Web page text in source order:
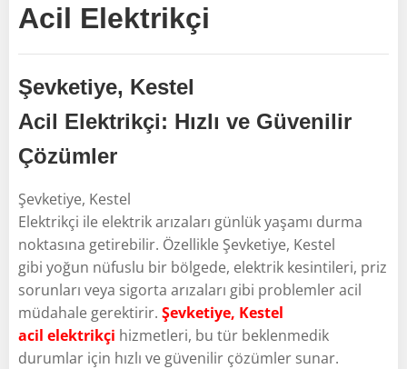
Acil Elektrikçi
Şevketiye, Kestel
Acil Elektrikçi: Hızlı ve Güvenilir
Çözümler
Şevketiye, Kestel
Elektrikçi ile elektrik arızaları günlük yaşamı durma
noktasına getirebilir. Özellikle Şevketiye, Kestel
gibi yoğun nüfuslu bir bölgede, elektrik kesintileri, priz
sorunları veya sigorta arızaları gibi problemler acil
müdahale gerektirir. Şevketiye, Kestel
acil elektrikçi hizmetleri, bu tür beklenmedik
durumlar için hızlı ve güvenilir çözümler sunar.